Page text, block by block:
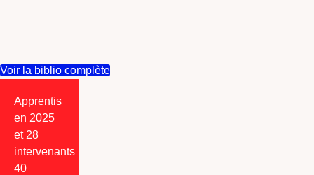
Voir la biblio complète
Apprentis
en 2025
et 28
intervenants
40